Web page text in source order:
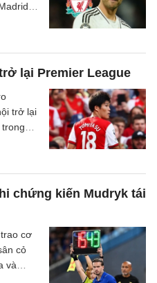
lại Premier League
trở lại
chứng kiến Mudryk tái
cơ
cỏ
và